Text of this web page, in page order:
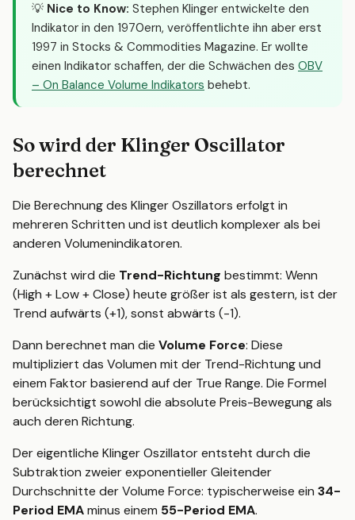
💡 Nice to Know: Stephen Klinger entwickelte den
Indikator in den 1970ern, veröffentlichte ihn aber erst
1997 in Stocks & Commodities Magazine. Er wollte
einen Indikator schaffen, der die Schwächen des OBV
– On Balance Volume Indikators behebt.
So wird der Klinger Oscillator
berechnet
Die Berechnung des Klinger Oszillators erfolgt in
mehreren Schritten und ist deutlich komplexer als bei
anderen Volumenindikatoren.
Zunächst wird die Trend-Richtung bestimmt: Wenn
(High + Low + Close) heute größer ist als gestern, ist der
Trend aufwärts (+1), sonst abwärts (-1).
Dann berechnet man die Volume Force: Diese
multipliziert das Volumen mit der Trend-Richtung und
einem Faktor basierend auf der True Range. Die Formel
berücksichtigt sowohl die absolute Preis-Bewegung als
auch deren Richtung.
Der eigentliche Klinger Oszillator entsteht durch die
Subtraktion zweier exponentieller Gleitender
Durchschnitte der Volume Force: typischerweise ein 34-
Period EMAminus einem 55-Period EMA.